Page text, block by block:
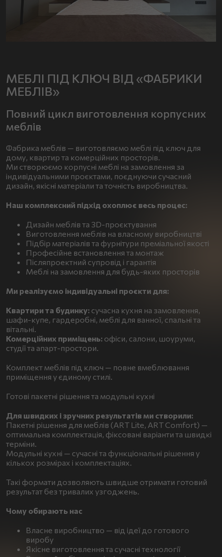
МЕБЛІ ПІД КЛЮЧ ВІД «ФАБРИКИ
МЕБЛІВ»
Повний цикл виготовлення корпусних
меблів
Фабрика меблів — виготовляємо меблі під ключ для
дому, квартир та комерційних просторів.
Ми створюємо корпусні меблі на замовлення за
індивідуальними проєктами, поєднуючи сучасний
дизайн, якісні матеріали та точність виробництва.
Наш комплексний підхід охоплює весь процес:
Дизайн меблів та 3D-проєктування
Виготовлення меблів на власному виробництві
Підбір матеріалів та фурнітури преміальної якості
Професійне встановлення та монтаж
Післяпроектний супровід і гарантія
Меблі на замовлення для будь-яких просторів
Ми реалізуємо індивідуальні проєкти для:
Квартири та будинку: сучасна кухня на замовлення,
шафи-купе, гардеробні, меблі для ванної, спальні та
вітальні.
Комерційних приміщень: офіси, салони, шоуруми,
студії та апарт-простори.
Комплект меблів під ключ — повне вмеблювання
приміщення у єдиному стилі.
Готові пакетні рішення та модульні кухні
Для швидких і зручних результатів ми створили:
Пакетні рішення для меблів (ART Lite, ART Comfort) —
оптимальна комплектація, фіксовані варіанти та швидкі
терміни.
Модульні кухні — сучасні та функціональні рішення у
кількох розмірах і комплектаціях.
Такі формати дозволяють швидше отримати готовий
результат без тривалих узгоджень.
Чому обирають нас
Власне виробництво — від ідеї до готового
виробу
Якісне виготовлення та сучасні технології